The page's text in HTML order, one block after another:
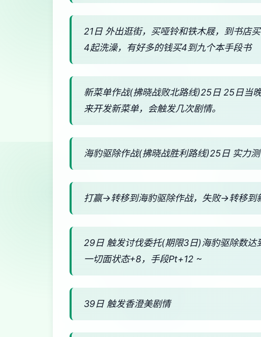
21日 外出逛街，买哑铃和铁木屐，到书店
4起洗澡，有好多的钱买4到九个本手段书
新菜单作战(拂晓战败北路线)25日 25日当
来开发新菜单，会触发几次剧情。
海豹驱除作战(拂晓战胜利路线)25日 实力
打赢→转移到海豹驱除作战，失败→转移到
29日 触发讨伐委托(期限3日)海豹驱除数达
一切面状态+8，手段Pt+12 ~
39日 触发香澄美剧情